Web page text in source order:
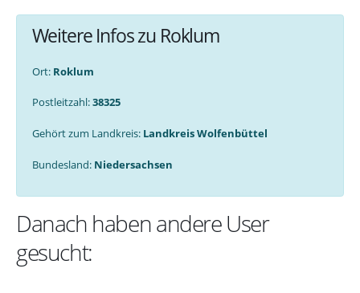
Weitere Infos zu Roklum
Ort: Roklum
Postleitzahl:38325
Gehört zum Landkreis: Landkreis Wolfenbüttel
Bundesland: Niedersachsen
Danach haben andere User
gesucht: